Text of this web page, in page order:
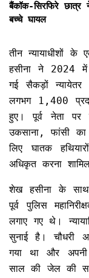
बैंकॉक-सिरफिरे
बच्चे घायल
तीन न्यायाधीशों
हसीना ने 2024 में
गई सैकड़ों
लगभग 1,400
हुए। पूर्व नेता पर
उकसाना, फांसी
लिए घातक
अधिकृत करना
शेख हसीना के
पूर्व पुलिस
लगाए गए थे।
सुनाई है। चौधरी
गया था और
साल की जेल की